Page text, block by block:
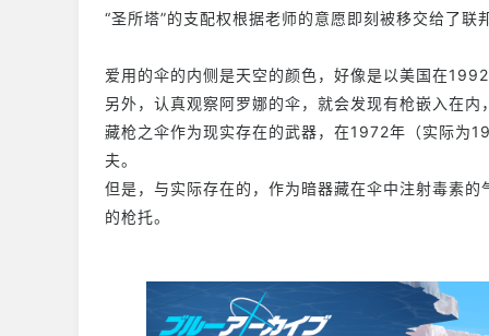
“圣所塔”的支配权根据老师的意愿即刻被移交给了联
爱用的伞的内侧是天空的颜色，好像是以美国在
另外，认真观察阿罗娜的伞，就会发现有枪嵌入在内
藏枪之伞作为现实存在的武器，在1972年（实际为
夫。
但是，与实际存在的，作为暗器藏在伞中注射毒素
的枪托。